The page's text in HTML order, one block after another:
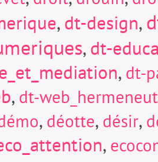
,dt-design,
,dt-
, dt-
, dt-
, déotte, désir,
,